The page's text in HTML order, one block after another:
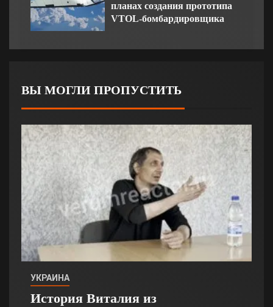
планах создания прототипа
VTOL-бомбардировщика
ВЫ МОГЛИ ПРОПУСТИТЬ
УКРАИНА
История Виталия из